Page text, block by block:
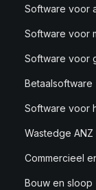
Software voor
Software voor
Software voor
Betaalsoftware
Software voor
Wastedge ANZ
Commercieel
Bouw en sloop